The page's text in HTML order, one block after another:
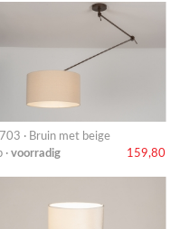
· Bruin met beige
· voorradig 159,80